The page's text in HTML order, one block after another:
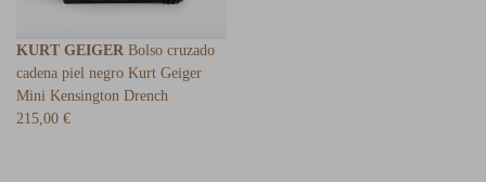
KURT GEIGER Bolso cruzado
cadena piel negro Kurt Geiger
Mini Kensington Drench
215,00 €